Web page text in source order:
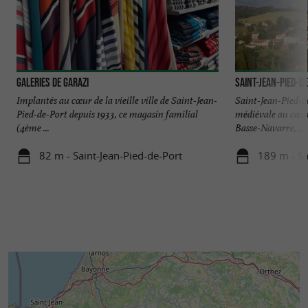
Galeries de Garazi
Implantés au cœur de la vieille ville de Saint-Jean-
Pied-de-Port depuis 1933, ce magasin familial
(4ème ...
82 m - Saint-Jean-Pied-de-Port
Saint-Jean-Pied-
Saint-Jean-Pied-
médiévale au
Basse-Navarre, ...
189 m -